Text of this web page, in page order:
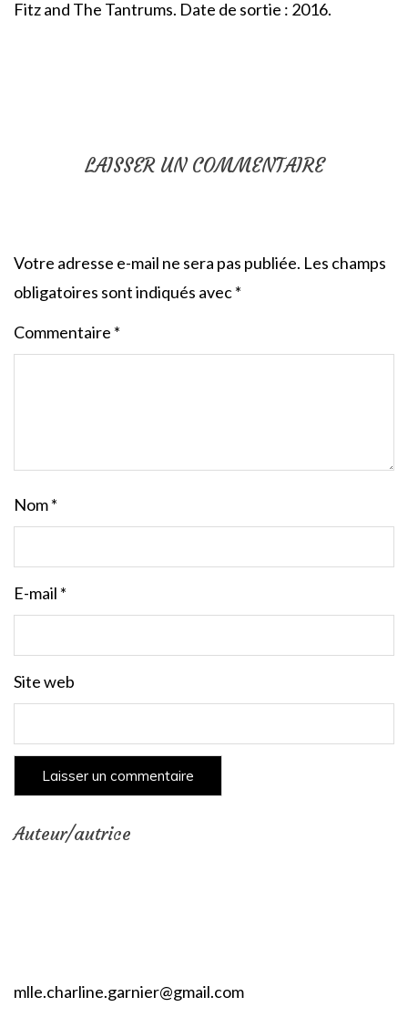
Fitz and The Tantrums. Date de sortie : 2016.
LAISSER UN COMMENTAIRE
Votre adresse e-mail ne sera pas publiée. Les champs
obligatoires sont indiqués avec*
Commentaire *
Nom*
E-mail *
Site web
Auteur/autrice
mlle.charline.garnier@gmail.com